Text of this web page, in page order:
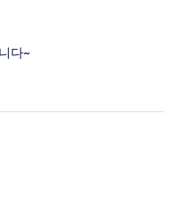
다~